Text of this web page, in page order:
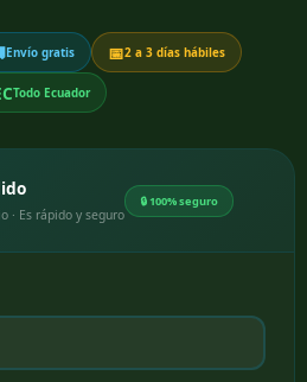
Envío gratis 📅2 a 3 días hábiles
Todo Ecuador
· Es rápido y seguro
🔒 100% seguro